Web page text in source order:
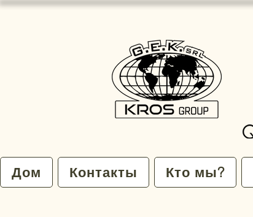
Дом Контакты Кто мы?